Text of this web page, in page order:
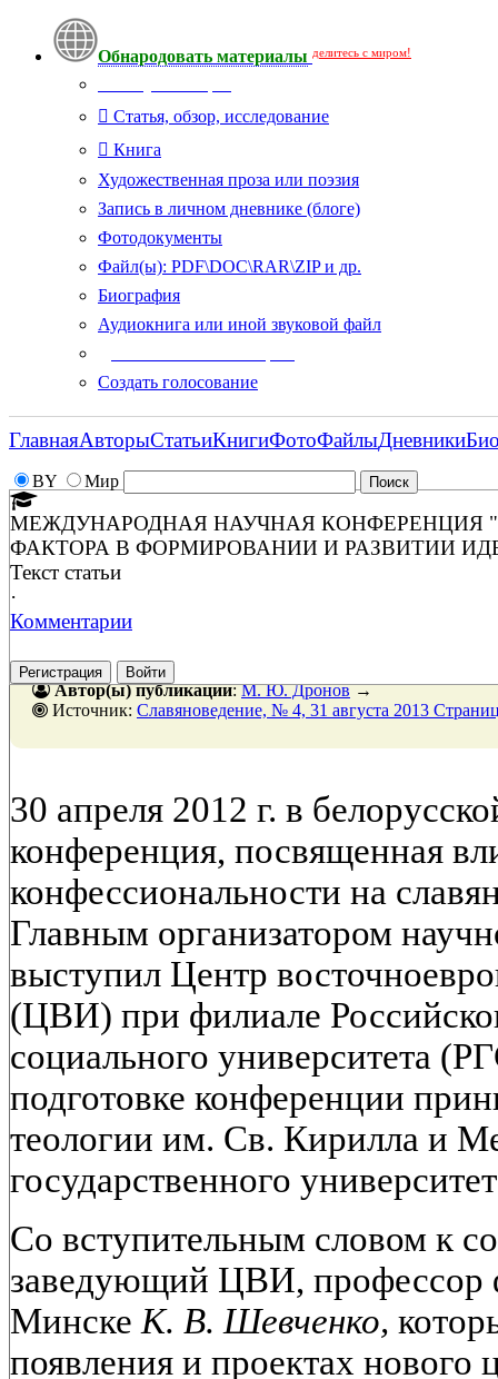
Обнародовать материалы делитесь с миром!
Статья, обзор, исследование
Книга
Художественная проза или поэзия
Запись в личном дневнике (блоге)
Фотодокументы
Файл(ы): PDF\DOC\RAR\ZIP и др.
Биография
Аудиокнига или иной звуковой файл
Создать голосование
BY Мир
ГлавнаяАвторыСтатьиКнигиФотоФайлыДневники
МЕЖДУНАРОДНАЯ НАУЧНАЯ КОНФЕРЕНЦИЯ
ФАКТОРА В ФОРМИРОВАНИИ И РАЗВИТИИ
Текст статьи
·
Комментарии
Регистрация Войти
Автор(ы) публикации:М. Ю. Дронов→
Источник: Славяноведение, № 4, 31 августа 2013
30 апреля 2012 г. в
конференция, посвященная
конфессиональности на
Главным организатором
выступил Центр
(ЦВИ) при филиале
социального университета
подготовке конференции
теологии им. Св. Кирилла и
государственного
Со вступительным словом к
заведующий ЦВИ, профессор
МинскеК. В. Шевченко,
появления и проектах нового